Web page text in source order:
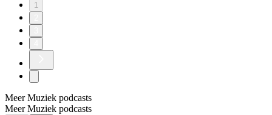
1
Meer Muziek podcasts
Meer Muziek podcasts